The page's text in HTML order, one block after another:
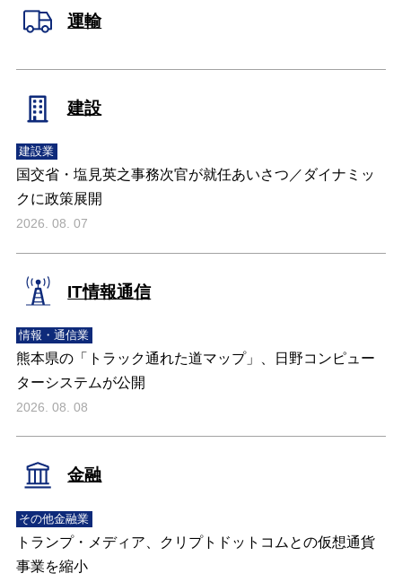
運輸
建設
建設業
国交省・塩見英之事務次官が就任あいさつ／ダイナミッ
クに政策展開
2026. 08. 07
IT情報通信
情報・通信業
熊本県の「トラック通れた道マップ」、日野コンピュー
ターシステムが公開
2026. 08. 08
金融
その他金融業
トランプ・メディア、クリプトドットコムとの仮想通貨
事業を縮小